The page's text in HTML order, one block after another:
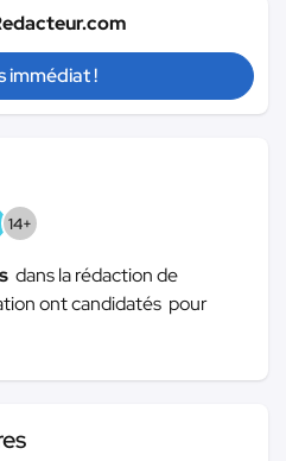
immédiat !
14+
dans la rédaction de
ont candidatés pour